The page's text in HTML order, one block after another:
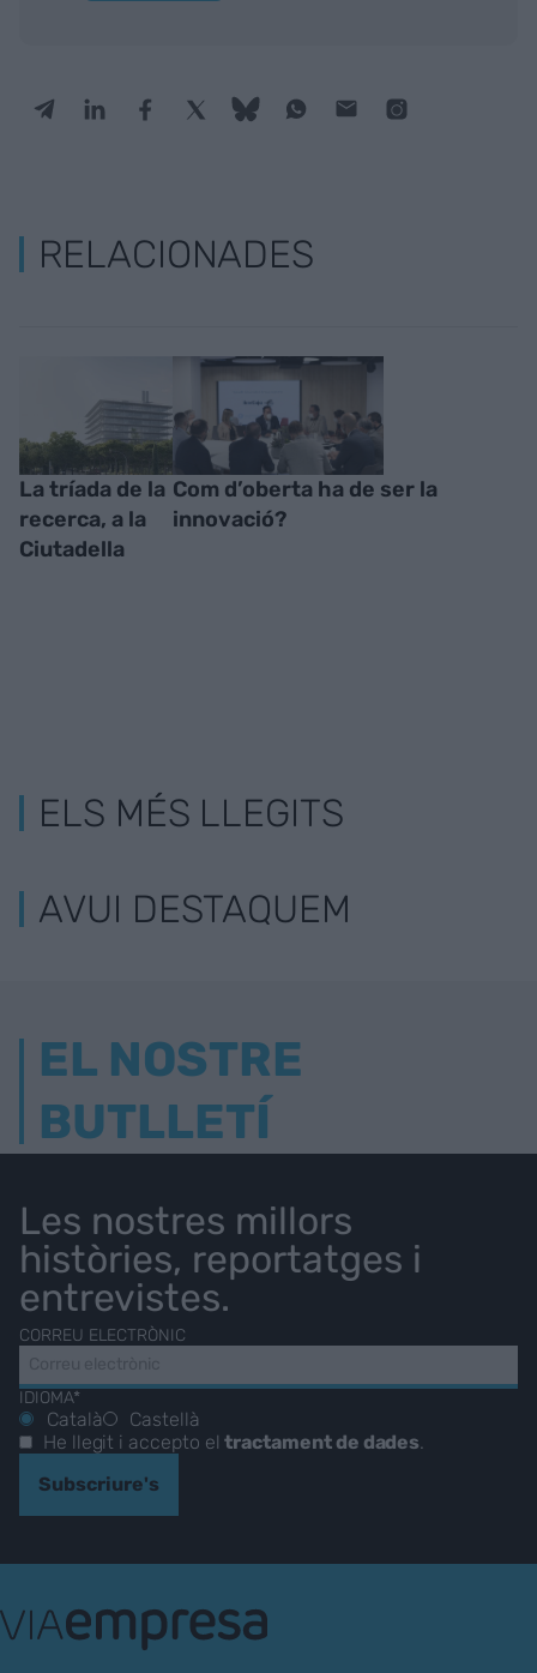
RELACIONADES
La tríada de la
recerca, a la
Ciutadella
Com d’oberta ha de ser la
innovació?
ELS MÉS LLEGITS
AVUI DESTAQUEM
EL NOSTRE
BUTLLETÍ
Les nostres millors
històries, reportatges i
entrevistes.
CORREU ELECTRÒNIC
IDIOMA*
Català
Castellà
He llegit i accepto eltractament de dades.
Subscriure's